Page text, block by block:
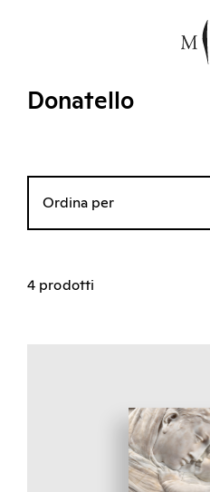
Donatello
Ordina per
4 prodotti